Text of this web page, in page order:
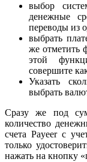
выбор
денежные
переводы из
выбрать
же отметить
этой
совершите
Указать
выбрать
Сразу же под
количество
счета Payeer с
только
нажать на кнопку